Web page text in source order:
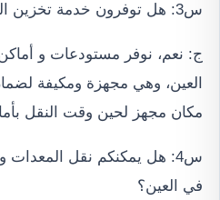
س3: هل توفرون خدمة تخزين العفش فى مكان مجهز؟
ج: نعم، نوفر مستودعات و
العين، وهي مجهزة ومكيفة
مكان مجهز لحين وقت النقل
س4: هل يمكنكم نقل المعدات
في العين؟